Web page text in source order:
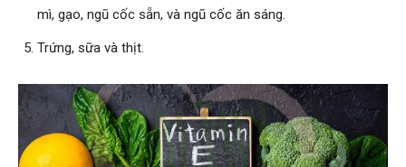
mì, gạo, ngũ cốc sẵn, và ngũ cốc ăn sáng.
Trứng, sữa và thịt.